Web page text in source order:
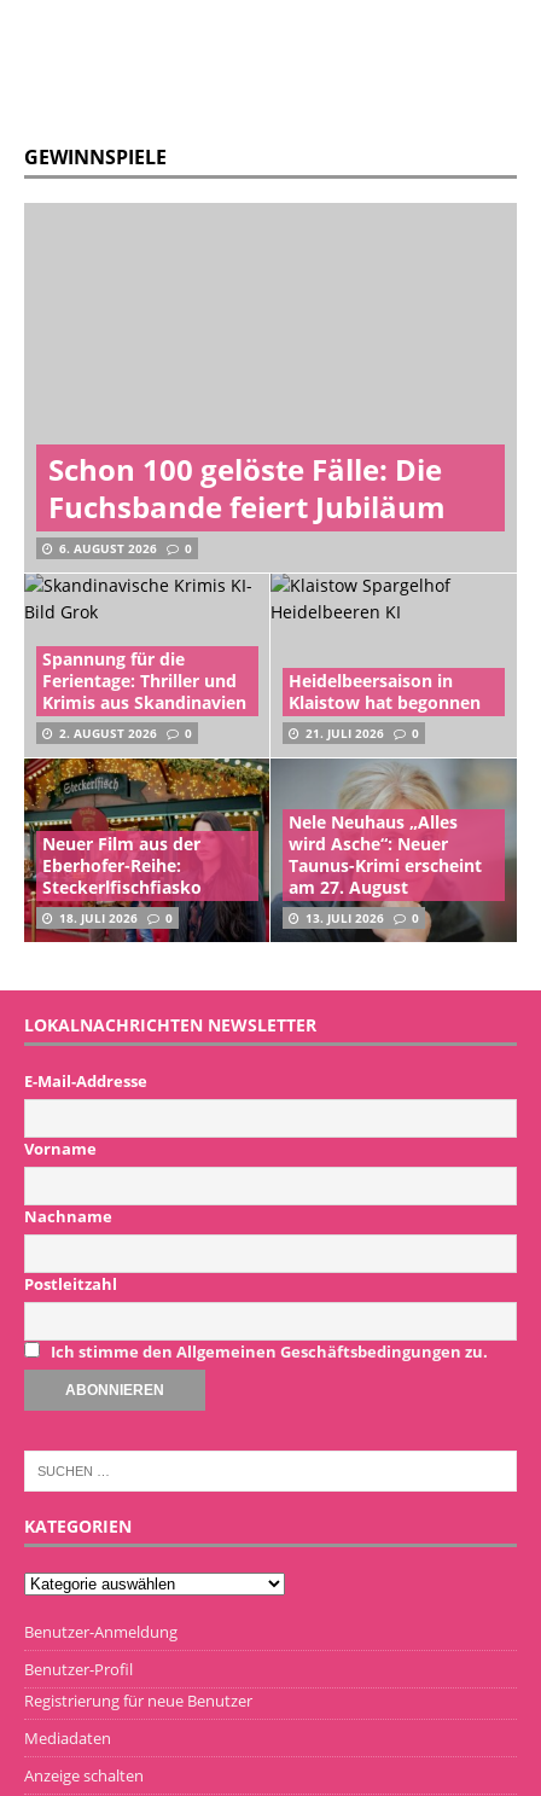
GEWINNSPIELE
Schon 100 gelöste Fälle: Die
Fuchsbande feiert Jubiläum
6. AUGUST 2026 0
Spannung für die
Ferientage: Thriller und
Krimis aus Skandinavien
2. AUGUST 2026 0
Heidelbeersaison in
Klaistow hat begonnen
21. JULI 2026 0
Neuer Film aus der
Eberhofer-Reihe:
Steckerlfischfiasko
18. JULI 2026 0
Nele Neuhaus „Alles
wird Asche“: Neuer
Taunus-Krimi erscheint
am 27. August
13. JULI 2026 0
LOKALNACHRICHTEN NEWSLETTER
E-Mail-Addresse
Vorname
Nachname
Postleitzahl
Ich stimme den Allgemeinen Geschäftsbedingungen zu.
KATEGORIEN
Benutzer-Anmeldung
Benutzer-Profil
Registrierung für neue Benutzer
Mediadaten
Anzeige schalten